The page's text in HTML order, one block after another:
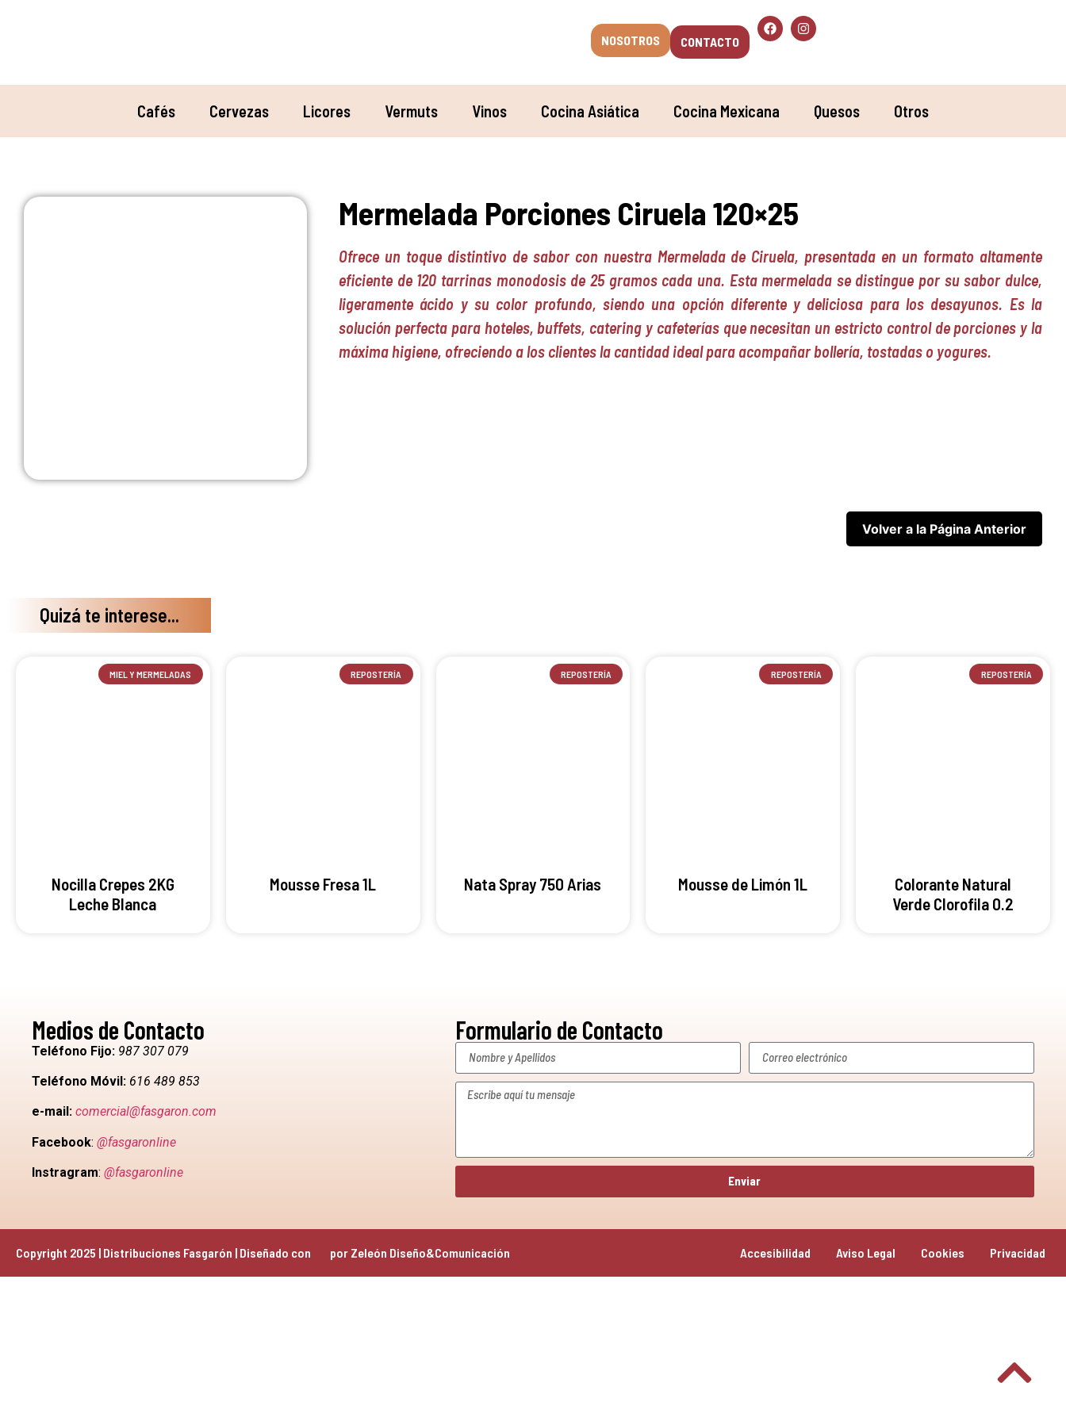
CONTACTO
NOSOTROS
Cafés Cervezas Licores Vermuts Vinos Cocina Asiática Cocina Mexicana Quesos Otros
Mermelada Porciones Ciruela 120×25
Ofrece un toque distintivo de sabor con nuestra Mermelada de Ciruela, presentada en un formato altamente
eficiente de 120 tarrinas monodosis de 25 gramos cada una. Esta mermelada se distingue por su sabor dulce,
ligeramente ácido y su color profundo, siendo una opción diferente y deliciosa para los desayunos. Es la
solución perfecta para hoteles, buffets, catering y cafeterías que necesitan un estricto control de porciones y la
máxima higiene, ofreciendo a los clientes la cantidad ideal para acompañar bollería, tostadas o yogures.
Quizá te interese...
MIEL Y MERMELADAS
Nocilla Crepes 2KG
Leche Blanca
REPOSTERÍA
Mousse Fresa 1L
REPOSTERÍA
Nata Spray 750 Arias
REPOSTERÍA
Mousse de Limón 1L
REPOSTERÍA
Colorante Natural
Verde Clorofila 0.2
Medios de Contacto
Teléfono Fijo: 987 307 079
Teléfono Móvil: 616 489 853
e-mail: comercial@fasgaron.com
Facebook: @fasgaronline
Instragram: @fasgaronline
Enviar
Formulario de Contacto
Copyright 2025 | Distribuciones Fasgarón | Diseñado con por Zeleón Diseño&Comunicación Accesibilidad Aviso Legal Cookies Privacidad